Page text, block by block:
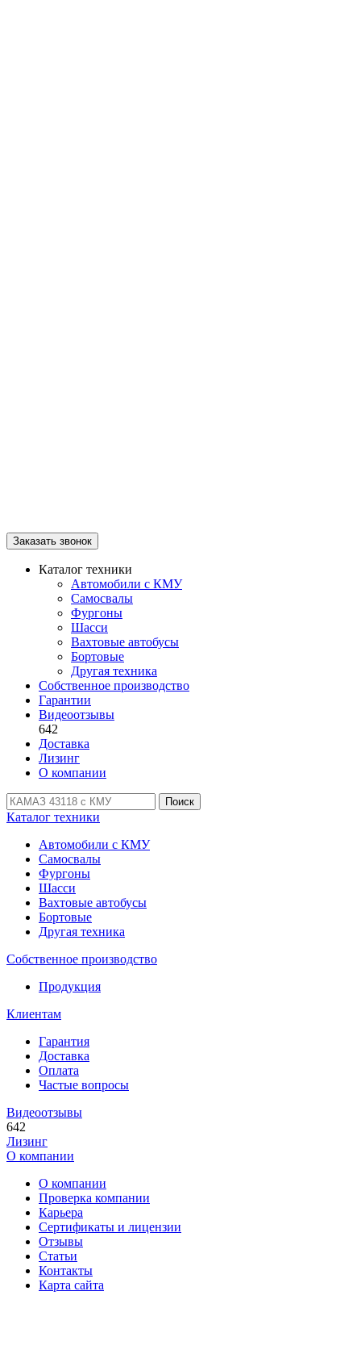
Заказать звонок
Каталог техники
Автомобили с КМУ
Самосвалы
Фургоны
Шасси
Вахтовые автобусы
Бортовые
Другая техника
Собственное производство
Гарантии
Видеоотзывы
642
Доставка
Лизинг
О компании
Поиск
Каталог техники
Автомобили с КМУ
Самосвалы
Фургоны
Шасси
Вахтовые автобусы
Бортовые
Другая техника
Собственное производство
Продукция
Клиентам
Гарантия
Доставка
Оплата
Частые вопросы
Видеоотзывы
642
Лизинг
О компании
О компании
Проверка компании
Карьера
Сертификаты и лицензии
Отзывы
Статьи
Контакты
Карта сайта